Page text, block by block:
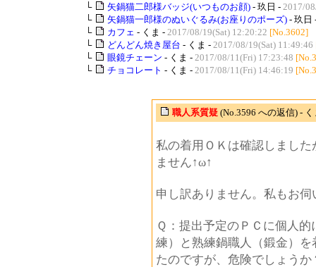
└
矢鍋猫二郎様バッジ(いつものお顔) - 玖日 - 2017/
└
矢鍋猫一郎様のぬいぐるみ(お座りのポーズ) - 玖日
└
カフェ - くま - 2017/08/19(Sat) 12:20:22 [No.3602]
└
どんどん焼き屋台 - くま - 2017/08/19(Sat) 11:49:46
└
眼鏡チェーン - くま - 2017/08/11(Fri) 17:23:48
└
チョコレート - くま - 2017/08/11(Fri) 14:46:19
職人系質疑 (No.3596 への返信) - く
私の着用ＯＫは確認しまし
ません↑ω↑
申し訳ありません。私もお
Ｑ：提出予定のＰＣに個人
練）と熟練鍋職人（鍛金）
たのですが、危険でしょう